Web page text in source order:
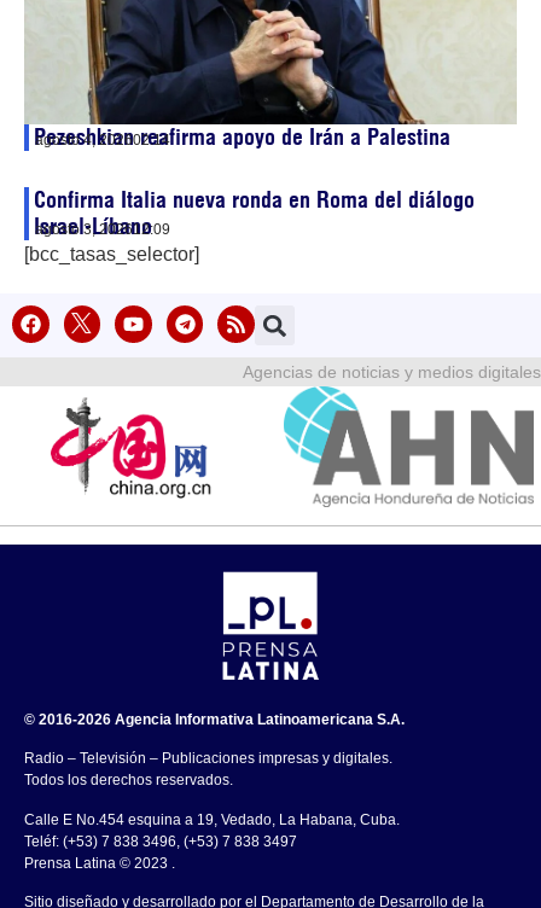
Pezeshkian reafirma apoyo de Irán a Palestina
agosto 4, 202602:14
Confirma Italia nueva ronda en Roma del diálogo
Israel-Líbano
agosto 3, 202612:09
[bcc_tasas_selector]
Agencias de noticias y medios digitales
© 2016-2026 Agencia Informativa Latinoamericana S.A.
Radio – Televisión – Publicaciones impresas y digitales.
Todos los derechos reservados.
Calle E No.454 esquina a 19, Vedado, La Habana, Cuba.
Teléf: (+53) 7 838 3496, (+53) 7 838 3497
Prensa Latina © 2023 .
Sitio diseñado y desarrollado por el Departamento de Desarrollo de la